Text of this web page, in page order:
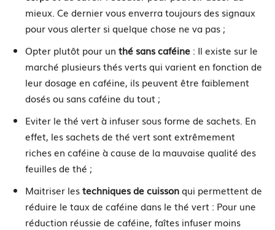
mieux. Ce dernier vous enverra toujours des signaux
pour vous alerter si quelque chose ne va pas ;
Opter plutôt pour un thé sans caféine : Il existe sur le
marché plusieurs thés verts qui varient en fonction de
leur dosage en caféine, ils peuvent être faiblement
dosés ou sans caféine du tout ;
Eviter le thé vert à infuser sous forme de sachets. En
effet, les sachets de thé vert sont extrêmement
riches en caféine à cause de la mauvaise qualité des
feuilles de thé ;
Maitriser lestechniques de cuissonqui permettent de
réduire le taux de caféine dans le thé vert : Pour une
réduction réussie de caféine, faîtes infuser moins